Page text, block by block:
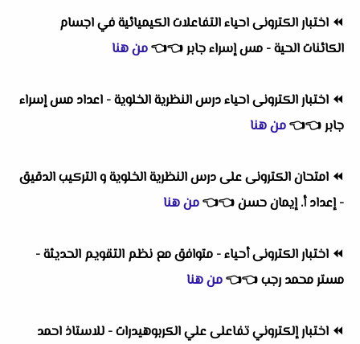
⏪ اختبار الكترونى احياء التفاعلات الكيميائية في اجسام
الكائنات الحية - مس إسراء جابر👈
👈من هنا
⏪ اختبار الكترونى احياء درس النظرية الخلوية - اعداد مس إسراء
جابر👈
👈من هنا
⏪ امتحان الكترونى على درس النظرية الخلوية و التركيب الدقيق
- إعداد أ. إيمان حسن👈
👈من هنا
⏪ اختبار الكترونى أحياء - متوافق مع نظم التقويم الحديثة -
مستر محمد رجب👈
👈من هنا
⏪ اختبار إلكتروني تفاعلى علي الكربوهيدرات - للاستاذ احمد